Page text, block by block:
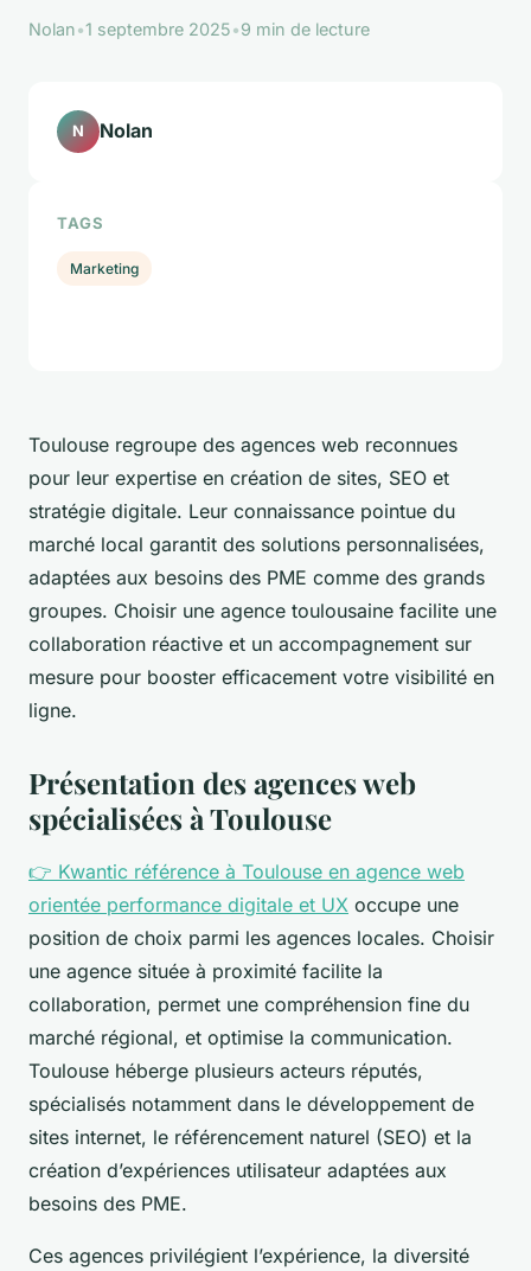
Nolan•1 septembre 2025•9 min de lecture
Toulouse regroupe des agences web reconnues
pour leur expertise en création de sites, SEO et
stratégie digitale. Leur connaissance pointue du
marché local garantit des solutions personnalisées,
adaptées aux besoins des PME comme des grands
groupes. Choisir une agence toulousaine facilite une
collaboration réactive et un accompagnement sur
mesure pour booster efficacement votre visibilité en
ligne.
Présentation des agences web
spécialisées à Toulouse
👉 Kwantic référence à Toulouse en agence web
orientée performance digitale et UX occupe une
position de choix parmi les agences locales. Choisir
une agence située à proximité facilite la
collaboration, permet une compréhension fine du
marché régional, et optimise la communication.
Toulouse héberge plusieurs acteurs réputés,
spécialisés notamment dans le développement de
sites internet, le référencement naturel (SEO) et la
création d’expériences utilisateur adaptées aux
besoins des PME.
Ces agences privilégient l’expérience, la diversité
N Nolan
TAGS
Marketing